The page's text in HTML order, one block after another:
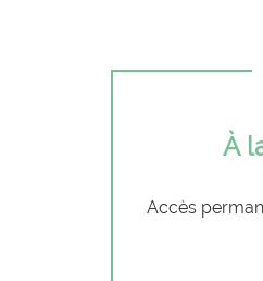
À
Accès